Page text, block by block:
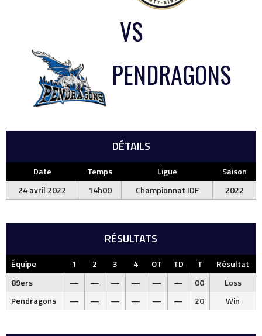
VS
PENDRAGONS
DÉTAILS
Date Temps Ligue
Saison
24 avril 2022
14h00 Championnat IDF 2022
RÉSULTATS
Équipe 1 2 3 4 OT TD T
Résultat
89ers
— — — — — — 00
Loss
Pendragons
— — — — — — 20 Win